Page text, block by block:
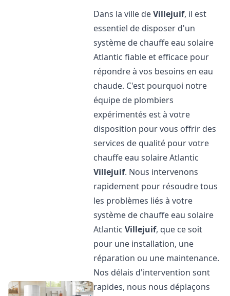
Dans la ville deVillejuif, il est
essentiel de disposer d'un
système de chauffe eau solaire
Atlantic fiable et efficace pour
répondre à vos besoins en eau
chaude. C'est pourquoi notre
équipe de plombiers
expérimentés est à votre
disposition pour vous offrir des
services de qualité pour votre
chauffe eau solaire Atlantic
Villejuif. Nous intervenons
rapidement pour résoudre tous
les problèmes liés à votre
système de chauffe eau solaire
AtlanticVillejuif, que ce soit
pour une installation, une
réparation ou une maintenance.
Nos délais d'intervention sont
rapides, nous nous déplaçons